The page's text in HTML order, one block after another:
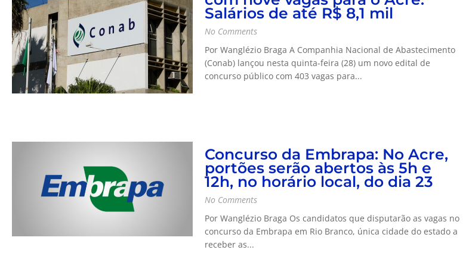
Salários de até R$ 8,1 mil
No Comments
Por Wanglézio Braga A Companhia Nacional de Abastecimento
(Conab) lançou nesta quinta-feira (28) um novo edital de
concurso público com 403 vagas para...
Concurso da Embrapa: No Acre,
portões serão abertos às 5h e
12h, no horário local, do dia 23
No Comments
Por Wanglézio Braga Os candidatos que disputarão as vagas no
concurso da Embrapa em Rio Branco, única cidade do estado a
receber as...